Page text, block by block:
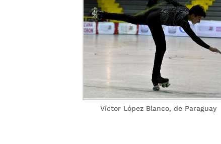
Víctor López Blanco, de Paraguay